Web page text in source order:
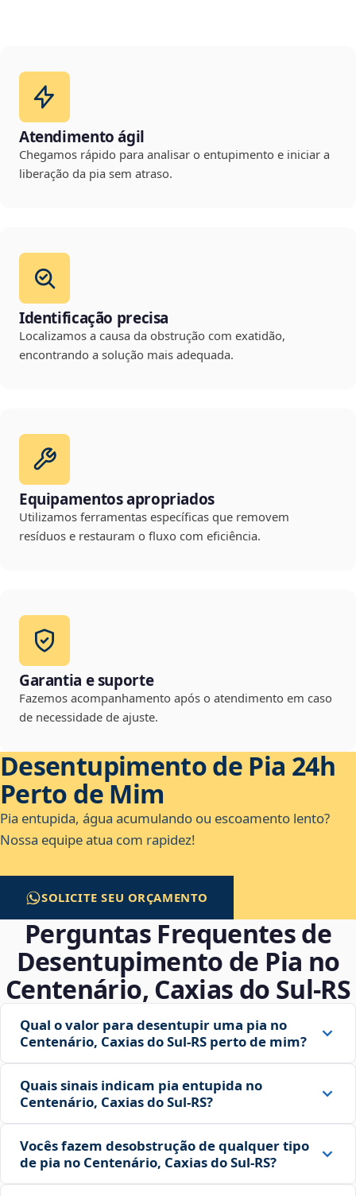
Atendimento ágil
Chegamos rápido para analisar o entupimento e iniciar a
liberação da pia sem atraso.
Identificação precisa
Localizamos a causa da obstrução com exatidão,
encontrando a solução mais adequada.
Equipamentos apropriados
Utilizamos ferramentas específicas que removem
resíduos e restauram o fluxo com eficiência.
Garantia e suporte
Fazemos acompanhamento após o atendimento em caso
de necessidade de ajuste.
Desentupimento de Pia 24h
Perto de Mim
Pia entupida, água acumulando ou escoamento lento?
Nossa equipe atua com rapidez!
SOLICITE SEU ORÇAMENTO
Perguntas Frequentes de
Desentupimento de Pia no
Centenário, Caxias do Sul‑RS
Qual o valor para desentupir uma pia no
Centenário, Caxias do Sul‑RS perto de mim?
Quais sinais indicam pia entupida no
Centenário, Caxias do Sul‑RS?
Vocês fazem desobstrução de qualquer tipo
de pia no Centenário, Caxias do Sul‑RS?